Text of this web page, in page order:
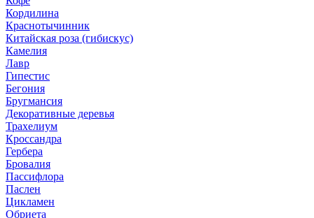
Кордилина
Краснотычинник
Китайская роза (гибискус)
Камелия
Лавр
Гипестис
Бегония
Бругмансия
Декоративные деревья
Трахелиум
Кроссандра
Гербера
Бровалия
Пассифлора
Паслен
Цикламен
Обриета